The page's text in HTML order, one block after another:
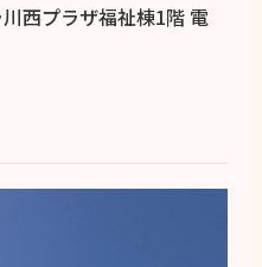
西プラザ福祉棟1階 電